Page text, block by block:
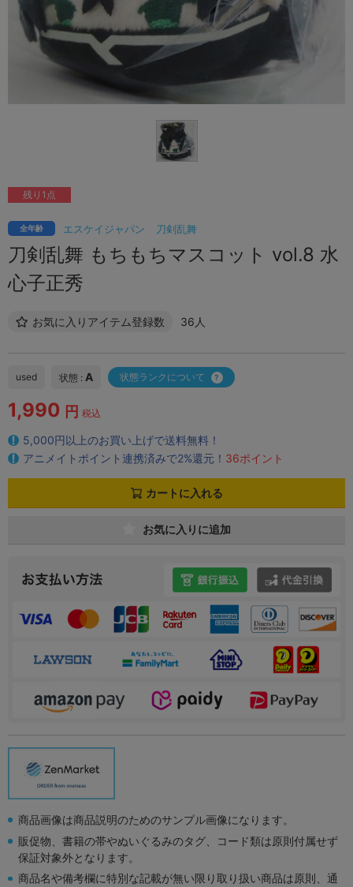
エスケイジャパン 刀剣乱舞
全年齢
刀剣乱舞 もちもちマスコット vol.8 水
心子正秀
お気に入りアイテム登録数 36人
残り1点
used 状態 : A 状態ランクについて
1,990 円 税込
5,000円以上のお買い上げで送料無料！
アニメイトポイント連携済みで2%還元！ 36ポイント
カートに入れる
お気に入りに追加
商品画像は商品説明のためのサンプル画像になります。
販促物、書籍の帯やぬいぐるみのタグ、コード類は原則付属せず
保証対象外となります。
商品名や備考欄に特別な記載が無い限り取り扱い商品は原則、通